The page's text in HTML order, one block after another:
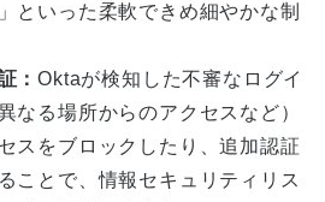
といった柔軟できめ細やかな制
：Oktaが検知した不審なログイ
なる場所からのアクセスなど）
スをブロックしたり、追加認証
ことで、情報セキュリティリス